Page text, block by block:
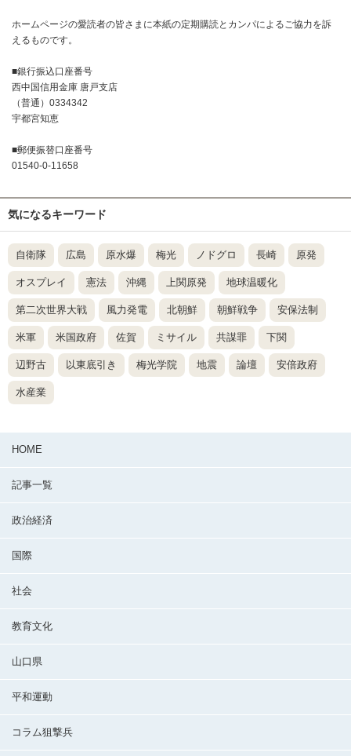
ホームページの愛読者の皆さまに本紙の定期購読とカンパによるご協力を訴
えるものです。
■銀行振込口座番号
西中国信用金庫 唐戸支店
（普通）0334342
宇都宮知恵
■郵便振替口座番号
01540-0-11658
気になるキーワード
自衛隊 広島 原水爆 梅光 ノドグロ 長崎 原発
オスプレイ 憲法 沖縄 上関原発 地球温暖化
第二次世界大戦 風力発電 北朝鮮 朝鮮戦争 安保法制
米軍 米国政府 佐賀 ミサイル 共謀罪 下関
辺野古 以東底引き 梅光学院 地震 論壇 安倍政府
水産業
HOME
記事一覧
政治経済
国際
社会
教育文化
山口県
平和運動
コラム狙撃兵